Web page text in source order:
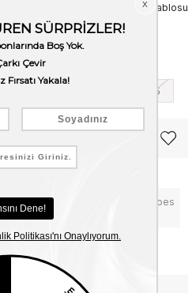
Beden Tablosu
45
Notify me when the price goes
down